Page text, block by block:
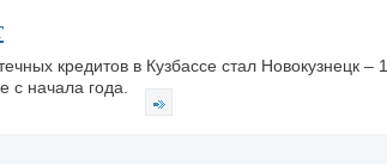
кредитов в Кузбассе стал Новокузнецк –
с начала года.